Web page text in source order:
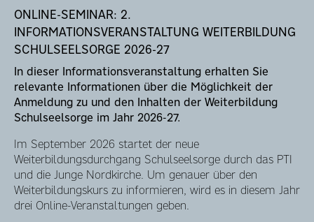
ONLINE-SEMINAR: 2.
INFORMATIONSVERANSTALTUNG WEITERBILDUNG
SCHULSEELSORGE 2026-27
In dieser Informationsveranstaltung erhalten Sie
relevante Informationen über die Möglichkeit der
Anmeldung zu und den Inhalten der Weiterbildung
Schulseelsorge im Jahr 2026-27.
Im September 2026 startet der neue
Weiterbildungsdurchgang Schulseelsorge durch das PTI
und die Junge Nordkirche. Um genauer über den
Weiterbildungskurs zu informieren, wird es in diesem Jahr
drei Online-Veranstaltungen geben.